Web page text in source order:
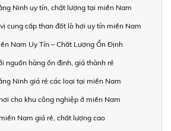
Ninh uy tín, chất lượng tại miền Nam
cung cấp than đốt lò hơi uy tín miền Nam
Nam Uy Tín – Chất Lượng Ổn Định
nguồn hàng ổn định, giá thành rẻ
Ninh giá rẻ các loại tại miền Nam
cho khu công nghiệp ở miền Nam
Nam giá rẻ, chất lượng cao